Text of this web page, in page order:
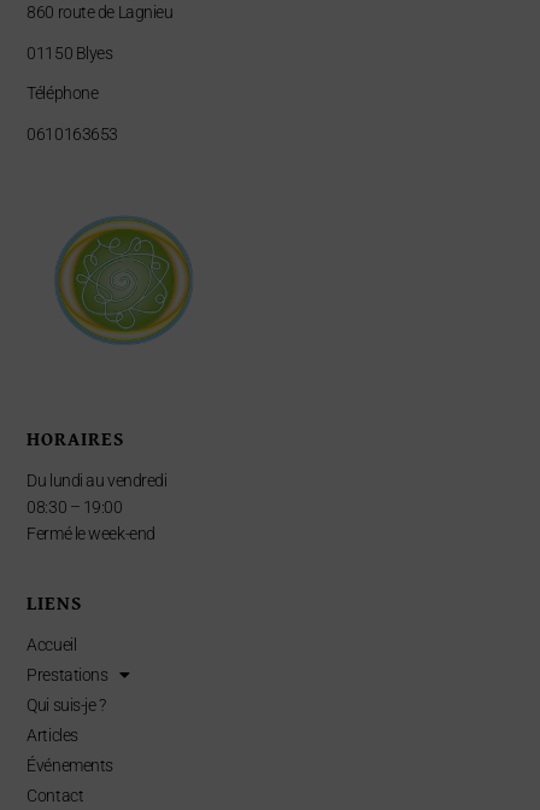
860 route de Lagnieu
01150 Blyes
Téléphone
0610163653
HORAIRES
Du lundi au vendredi
08:30 – 19:00
Fermé le week-end
LIENS
Accueil
Prestations
Qui suis-je ?
Articles
Événements
Contact